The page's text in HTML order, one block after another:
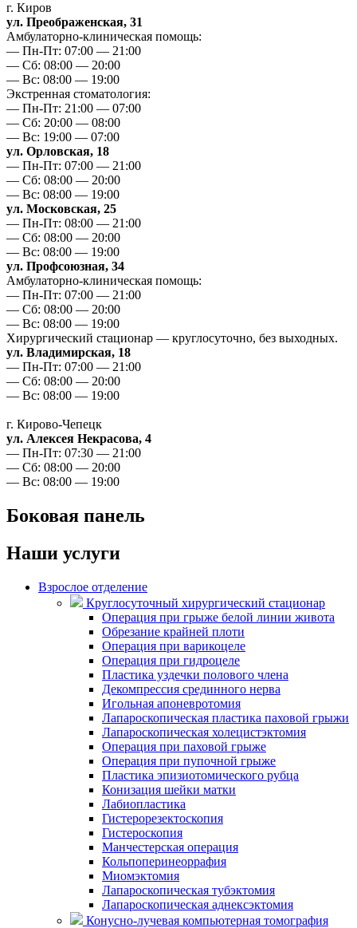
г. Киров
ул. Преображенская, 31
Амбулаторно-клиническая помощь:
— Пн-Пт: 07:00 — 21:00
— Сб: 08:00 — 20:00
— Вс: 08:00 — 19:00
Экстренная стоматология:
— Пн-Пт: 21:00 — 07:00
— Сб: 20:00 — 08:00
— Вс: 19:00 — 07:00
ул. Орловская, 18
— Пн-Пт: 07:00 — 21:00
— Сб: 08:00 — 20:00
— Вс: 08:00 — 19:00
ул. Московская, 25
— Пн-Пт: 08:00 — 21:00
— Сб: 08:00 — 20:00
— Вс: 08:00 — 19:00
ул. Профсоюзная, 34
Амбулаторно-клиническая помощь:
— Пн-Пт: 07:00 — 21:00
— Сб: 08:00 — 20:00
— Вс: 08:00 — 19:00
Хирургический стационар — круглосуточно, без выходных.
ул. Владимирская, 18
— Пн-Пт: 07:00 — 21:00
— Сб: 08:00 — 20:00
— Вс: 08:00 — 19:00
г. Кирово-Чепецк
ул. Алексея Некрасова, 4
— Пн-Пт: 07:30 — 21:00
— Сб: 08:00 — 20:00
— Вс: 08:00 — 19:00
Боковая панель
Наши услуги
Взрослое отделение
Круглосуточный хирургический стационар
Операция при грыже белой линии живота
Обрезание крайней плоти
Операция при варикоцеле
Операция при гидроцеле
Пластика уздечки полового члена
Декомпрессия срединного нерва
Игольная апоневротомия
Лапароскопическая пластика паховой грыжи
Лапароскопическая холецистэктомия
Операция при паховой грыже
Операция при пупочной грыже
Пластика эпизиотомического рубца
Конизация шейки матки
Лабиопластика
Гистерорезектоскопия
Гистероскопия
Манчестерская операция
Кольпоперинеоррафия
Миомэктомия
Лапароскопическая тубэктомия
Лапароскопическая аднексэктомия
Конусно-лучевая компьютерная томография